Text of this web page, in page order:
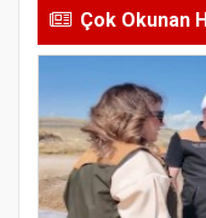
Çok Okunan